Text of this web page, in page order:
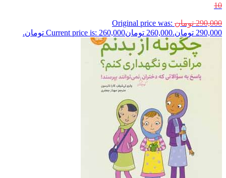
10
290,000 تومان Original price was:
290,000 تومان.
260,000 تومانCurrent price is: 260,000 تومان.